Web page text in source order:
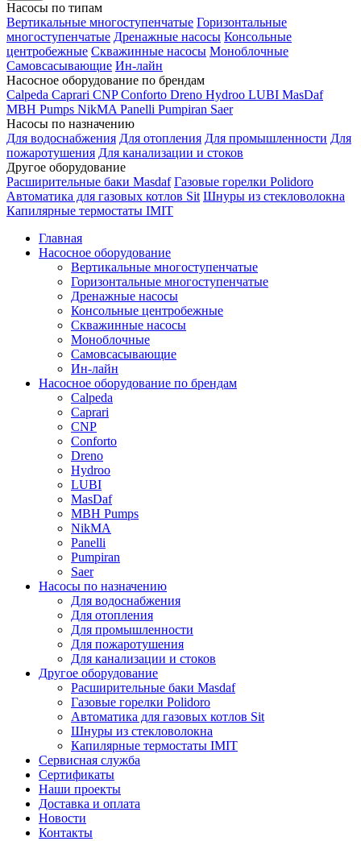
Насосы по типам
Вертикальные многоступенчатые Горизонтальные
многоступенчатые Дренажные насосы Консольные
центробежные Скважинные насосы Моноблочные
Самовсасывающие Ин-лайн
Насосное оборудование по брендам
Calpeda Caprari CNP Conforto Dreno Hydroo LUBI MasDaf
MBH Pumps NikMA Panelli Pumpiran Saer
Насосы по назначению
Для водоснабжения Для отопления Для промышленности Для
пожаротушения Для канализации и стоков
Другое оборудование
Расширительные баки Masdaf Газовые горелки Polidoro
Автоматика для газовых котлов Sit Шнуры из стекловолокна
Капилярные термостаты IMIT
Главная
Насосное оборудование
Вертикальные многоступенчатые
Горизонтальные многоступенчатые
Дренажные насосы
Консольные центробежные
Скважинные насосы
Моноблочные
Самовсасывающие
Ин-лайн
Насосное оборудование по брендам
Calpeda
Caprari
CNP
Conforto
Dreno
Hydroo
LUBI
MasDaf
MBH Pumps
NikMA
Panelli
Pumpiran
Saer
Насосы по назначению
Для водоснабжения
Для отопления
Для промышленности
Для пожаротушения
Для канализации и стоков
Другое оборудование
Расширительные баки Masdaf
Газовые горелки Polidoro
Автоматика для газовых котлов Sit
Шнуры из стекловолокна
Капилярные термостаты IMIT
Сервисная служба
Сертификаты
Наши проекты
Доставка и оплата
Новости
Контакты